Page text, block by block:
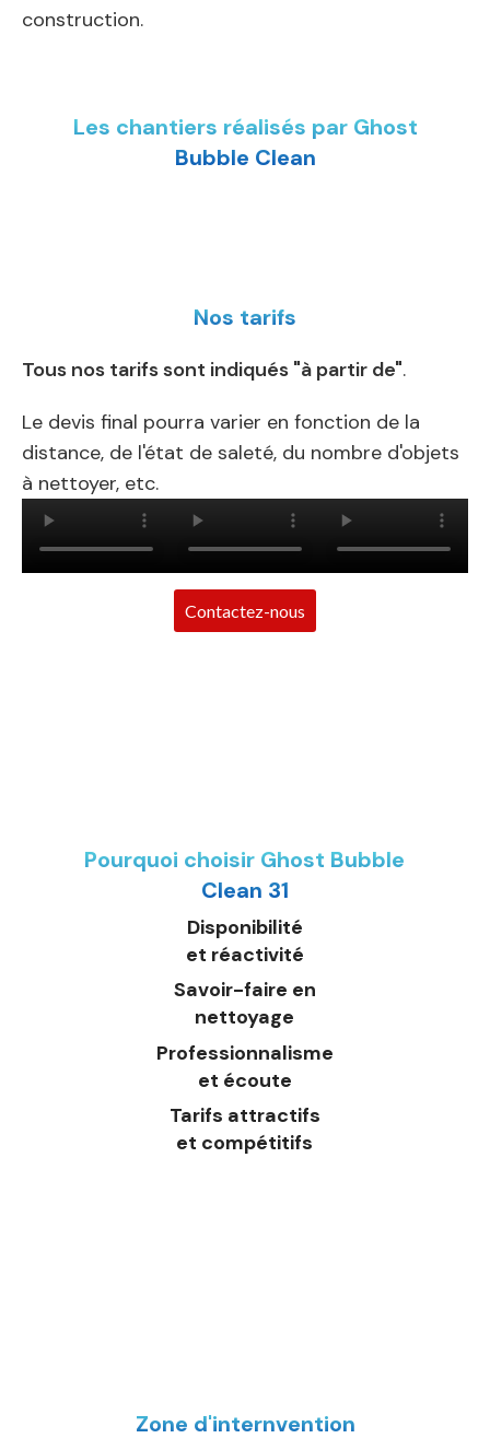
construction.
Les chantiers réalisés par Ghost
Bubble Clean
Nos tarifs
Tous nos tarifs sont indiqués "à partir de".
Le devis final pourra varier en fonction de la
distance, de l'état de saleté, du nombre d'objets
à nettoyer, etc.
Contactez-nous
Pourquoi choisir Ghost Bubble
Clean 31
Disponibilité
et réactivité
Savoir-faire en
nettoyage
Professionnalisme
et écoute
Tarifs attractifs
et compétitifs
Zone d'internvention